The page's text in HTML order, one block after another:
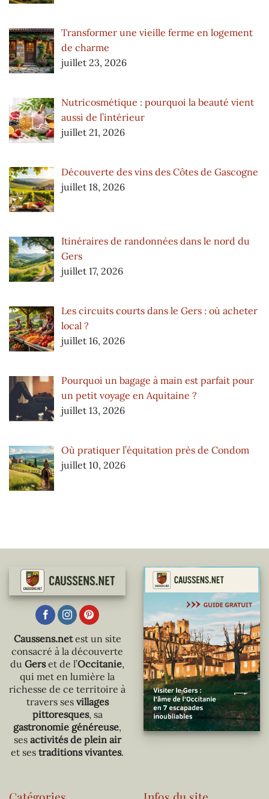
Transformer une vieille ferme en logement
de charme
juillet 23, 2026
Nutricosmétique : pourquoi la beauté vient
aussi de l’intérieur
juillet 21, 2026
Découverte des vins des Côtes de Gascogne
juillet 18, 2026
Itinéraires de randonnées dans le nord du
Gers
juillet 17, 2026
Les circuits courts dans le Gers : où acheter
local ?
juillet 16, 2026
Pourquoi un bagage à main est parfait pour
un petit voyage en Aquitaine ?
juillet 13, 2026
Où pratiquer l’équitation près de Condom
juillet 10, 2026
Caussens.netest un site
consacré à la découverte
du Gerset de l’Occitanie,
qui met en lumière la
richesse de ce territoire à
travers ses villages
pittoresques, sa
gastronomie généreuse,
ses activités de plein air
et ses traditions vivantes.